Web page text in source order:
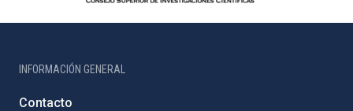
INFORMACIÓN GENERAL
Contacto